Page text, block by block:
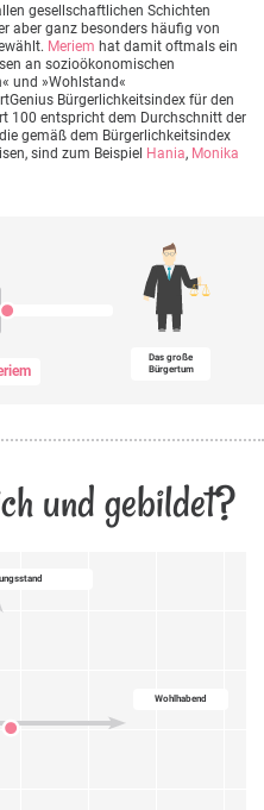
gesellschaftlichen Schichten
aber ganz besonders häufig von
Meriem hat damit oftmals ein
an sozioökonomischen
und »Wohlstand«
Bürgerlichkeitsindex für den
100 entspricht dem Durchschnitt der
gemäß dem Bürgerlichkeitsindex
sind zum Beispiel Hania, Monika
Das große
Bürgertum
und gebildet?
Wohlhabend